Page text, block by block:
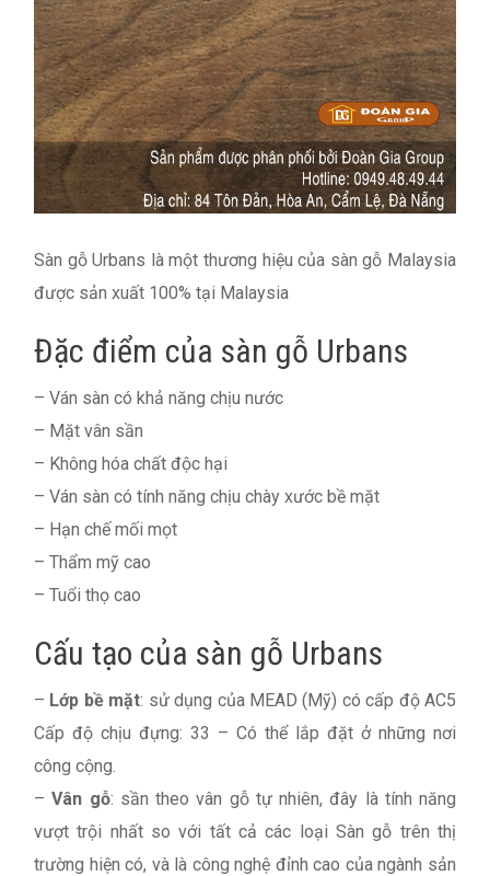
Sàn gỗ Urbans là một thương hiệu của sàn gỗ Malaysia
được sản xuất 100% tại Malaysia
Đặc điểm của sàn gỗ Urbans
– Ván sàn có khả năng chịu nước
– Mặt vân sần
– Không hóa chất độc hại
– Ván sàn có tính năng chịu chày xước bề mặt
– Hạn chế mối mọt
– Thẩm mỹ cao
– Tuổi thọ cao
Cấu tạo của sàn gỗ Urbans
– Lớp bề mặt: sử dụng của MEAD (Mỹ) có cấp độ AC5
Cấp độ chịu đựng: 33 – Có thể lắp đặt ở những nơi
công cộng.
–Vân gỗ: sần theo vân gỗ tự nhiên, đây là tính năng
vượt trội nhất so với tất cả các loại Sàn gỗ trên thị
trường hiện có, và là công nghệ đỉnh cao của ngành sản